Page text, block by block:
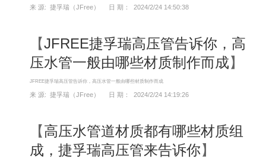
来 源: 捷孚瑞（JFree） 日 期： 2024/2/24 14:50:38
【JFREE捷孚瑞高压管告诉你，高
压水管一般由哪些材质制作而成】
JFREE捷孚瑞高压管告诉你，高压水管一般由哪些材质制作而成
来 源: 捷孚瑞（JFree） 日 期： 2024/2/24 14:19:26
【高压水管道材质都有哪些材质组
成，捷孚瑞高压管来告诉你】